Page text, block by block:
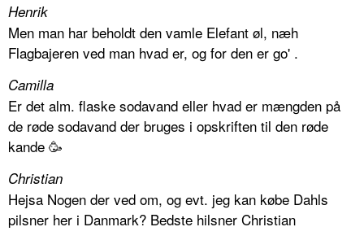
Henrik
Men man har beholdt den vamle Elefant øl, næh
Flagbajeren ved man hvad er, og for den er go' .
Camilla
Er det alm. flaske sodavand eller hvad er mængden på
de røde sodavand der bruges i opskriften til den røde
kande 🥳
Christian
Hejsa Nogen der ved om, og evt. jeg kan købe Dahls
pilsner her i Danmark? Bedste hilsner Christian